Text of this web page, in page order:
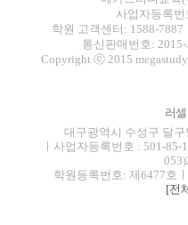
사업자등록번
학원 고객센터: 1588-7887
통신판매번호:
Copyright ⓒ 2015
러
대구광역시 수성구 달
ㅣ사업자등록번호 : 501-
학원등록번호: 제6477호
[전